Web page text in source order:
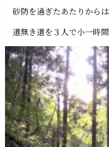
砂防を過ぎたあたりから
道無き道を３人で小一時